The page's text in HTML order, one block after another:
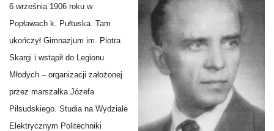
6 września 1906 roku w
Popławach k. Pułtuska. Tam
ukończył Gimnazjum im. Piotra
Skargi i wstąpił do Legionu
Młodych – organizacji założonej
przez marszałka Józefa
Piłsudskiego. Studia na Wydziale
Elektrycznym Politechniki